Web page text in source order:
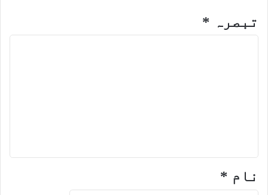
تبصرہ *
نام *